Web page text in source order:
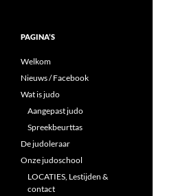
PAGINA’S
Welkom
Nieuws / Facebook
Wat is judo
Aangepast judo
Spreekbeurttas
De judoleraar
Onze judoschool
LOCATIES, Lestijden &
contact